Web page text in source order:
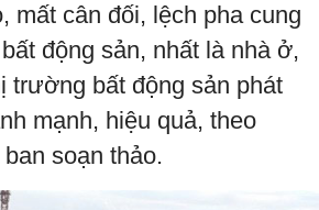
mất cân đối, lệch pha cung
động sản, nhất là nhà ở,
trường bất động sản phát
mạnh, hiệu quả, theo
soạn thảo.